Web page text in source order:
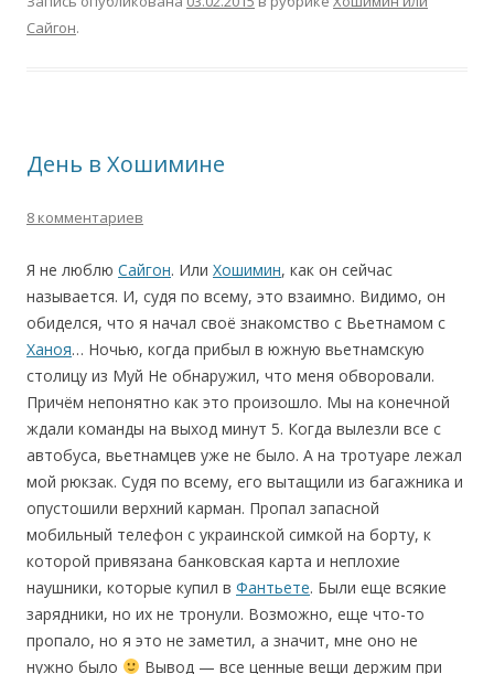
Сайгон.
День в Хошимине
8 комментариев
Я не люблю Сайгон. Или Хошимин, как он сейчас
называется. И, судя по всему, это взаимно. Видимо, он
обиделся, что я начал своё знакомство с Вьетнамом с
Ханоя… Ночью, когда прибыл в южную вьетнамскую
столицу из Муй Не обнаружил, что меня обворовали.
Причём непонятно как это произошло. Мы на конечной
ждали команды на выход минут 5. Когда вылезли все с
автобуса, вьетнамцев уже не было. А на тротуаре лежал
мой рюкзак. Судя по всему, его вытащили из багажника и
опустошили верхний карман. Пропал запасной
мобильный телефон с украинской симкой на борту, к
которой привязана банковская карта и неплохие
наушники, которые купил в Фантьете. Были еще всякие
зарядники, но их не тронули. Возможно, еще что-то
пропало, но я это не заметил, а значит, мне оно не
нужно было
Вывод — все ценные вещи держим при